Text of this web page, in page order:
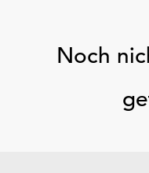
Noch